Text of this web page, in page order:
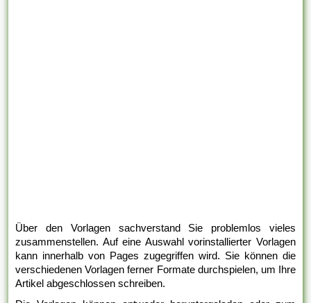
Über den Vorlagen sachverstand Sie problemlos vieles
zusammenstellen. Auf eine Auswahl vorinstallierter Vorlagen
kann innerhalb von Pages zugegriffen wird. Sie können die
verschiedenen Vorlagen ferner Formate durchspielen, um Ihre
Artikel abgeschlossen schreiben.